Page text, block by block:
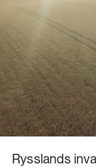
Mat &
Skog
Social
Transport
Vatten
252 ARTIKLAR
Landsbygd
939 ARTIKLAR
Livsstil &
612 ARTIKLAR
Mat &
Rysslands